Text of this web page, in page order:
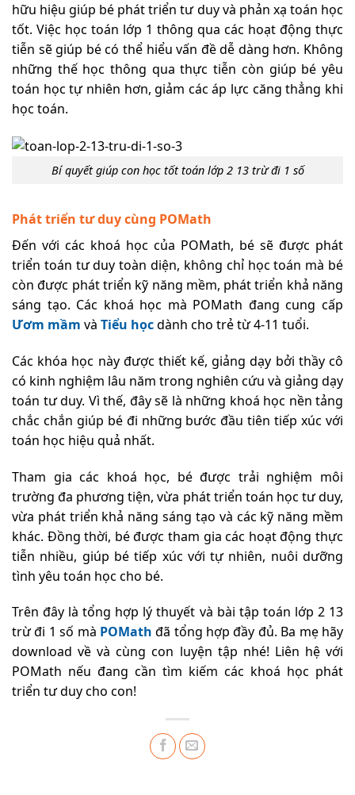
hữu hiệu giúp bé phát triển tư duy và phản xạ toán học
tốt. Việc học toán lớp 1 thông qua các hoạt động thực
tiễn sẽ giúp bé có thể hiểu vấn đề dễ dàng hơn. Không
những thế học thông qua thực tiễn còn giúp bé yêu
toán học tự nhiên hơn, giảm các áp lực căng thẳng khi
học toán.
Bí quyết giúp con học tốt toán lớp 2 13 trừ đi 1 số
Phát triển tư duy cùng POMath
Đến với các khoá học của POMath, bé sẽ được phát
triển toán tư duy toàn diện, không chỉ học toán mà bé
còn được phát triển kỹ năng mềm, phát triển khả năng
sáng tạo. Các khoá học mà POMath đang cung cấp
Ươm mầm và Tiểu họcdành cho trẻ từ 4-11 tuổi.
Các khóa học này được thiết kế, giảng dạy bởi thầy cô
có kinh nghiệm lâu năm trong nghiên cứu và giảng dạy
toán tư duy. Vì thế, đây sẽ là những khoá học nền tảng
chắc chắn giúp bé đi những bước đầu tiên tiếp xúc với
toán học hiệu quả nhất.
Tham gia các khoá học, bé được trải nghiệm môi
trường đa phương tiện, vừa phát triển toán học tư duy,
vừa phát triển khả năng sáng tạo và các kỹ năng mềm
khác. Đồng thời, bé được tham gia các hoạt động thực
tiễn nhiều, giúp bé tiếp xúc với tự nhiên, nuôi dưỡng
tình yêu toán học cho bé.
Trên đây là tổng hợp lý thuyết và bài tập toán lớp 2 13
trừ đi 1 số mà POMath đã tổng hợp đầy đủ. Ba mẹ hãy
download về và cùng con luyện tập nhé! Liên hệ với
POMath nếu đang cần tìm kiếm các khoá học phát
triển tư duy cho con!